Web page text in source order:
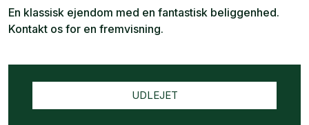
En klassisk ejendom med en fantastisk beliggenhed.
Kontakt os for en fremvisning.
UDLEJET